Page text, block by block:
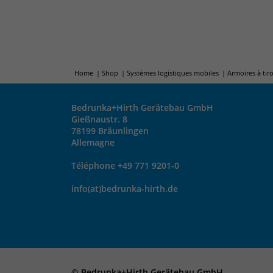
Home Shop Systèmes logistiques mobiles Armoires à
Bedrunka+Hirth Gerätebau GmbH
Gießnaustr. 8
78199 Bräunlingen
Allemagne
Téléphone +49 771 9201-0
info(at)bedrunka-hirth.de